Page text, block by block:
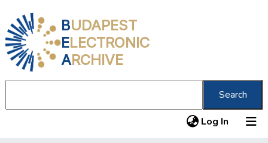
BUDAPEST
ELECTRONIC
ARCHIVE
Search
Log In (current)